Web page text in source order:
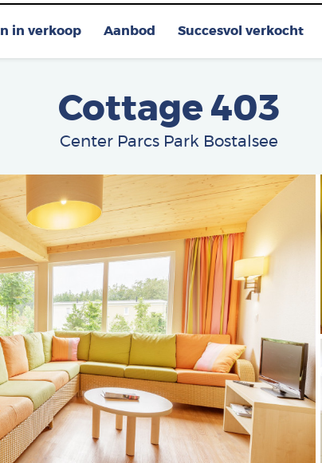
in verkoop Aanbod Succesvol verkocht
Cottage 403
Center Parcs Park Bostalsee